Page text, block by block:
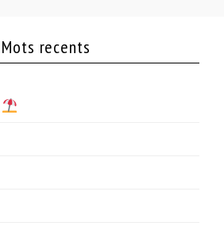
Mots recents